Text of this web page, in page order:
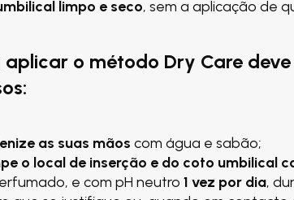
limpo e seco, sem a aplicação de
aplicar o método Dry Care
as suas mãos com água e sabão;
o local de inserção e do coto umbilical
e com pH neutro 1 vez por dia,